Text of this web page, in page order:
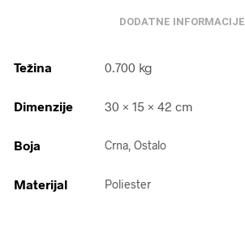
DODATNE INFORMACIJE
Težina 0.700 kg
Dimenzije 30 × 15 × 42 cm
Boja Crna, Ostalo
Materijal Poliester